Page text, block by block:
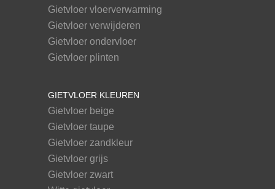
Gietvloer vloerverwarming
Gietvloer verwijderen
Gietvloer ondervloer
Gietvloer plinten
GIETVLOER KLEUREN
Gietvloer beige
Gietvloer taupe
Gietvloer zandkleur
Gietvloer grijs
Gietvloer zwart